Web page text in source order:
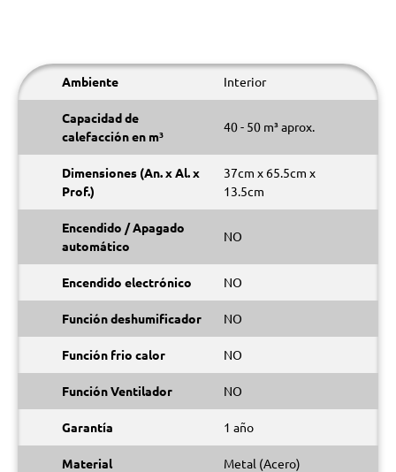
Ambiente Interior
Capacidad de
calefacción en m³
40 - 50 m³ aprox.
Dimensiones (An. x Al. x
Prof.)
37cm x 65.5cm x
13.5cm
Encendido / Apagado
automático
NO
Encendido electrónico NO
Función deshumificador NO
Función frio calor NO
Función Ventilador NO
Garantía 1 año
Material Metal (Acero)